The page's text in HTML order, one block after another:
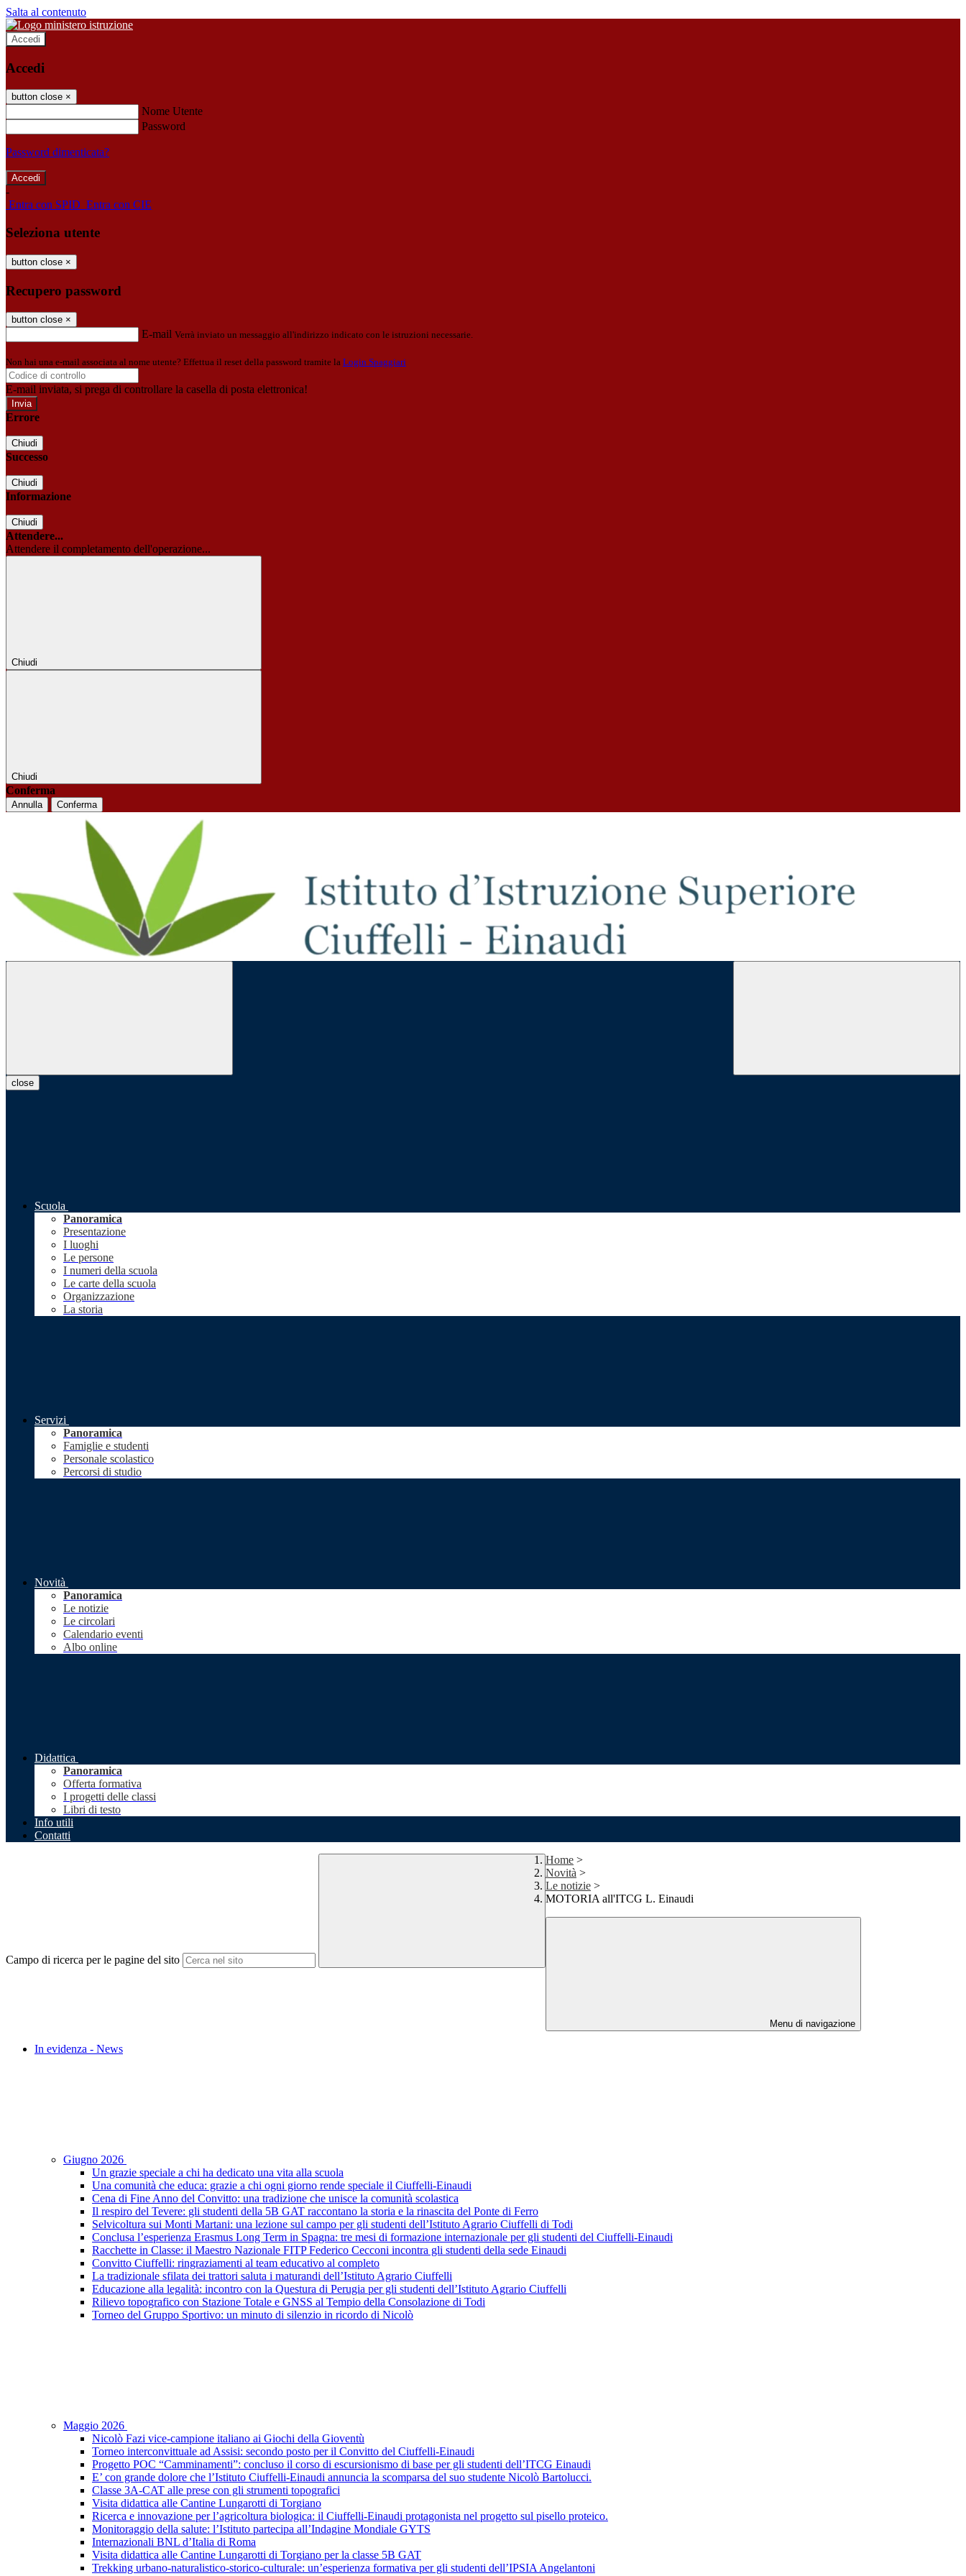
Salta al contenuto
Accedi
Accedi
button close ×
Nome Utente
Password
Password dimenticata?
-
Entra con SPID Entra con CIE
Seleziona utente
button close ×
Recupero password
button close ×
E-mail Verrà inviato un messaggio all'indirizzo indicato con le istruzioni necessarie.
Non hai una e-mail associata al nome utente? Effettua il reset della password tramite la Login Spaggiari
E-mail inviata, si prega di controllare la casella di posta elettronica!
Errore
Chiudi
Successo
Chiudi
Informazione
Chiudi
Attendere...
Attendere il completamento dell'operazione...
Chiudi
Chiudi
Conferma
Annulla Conferma
close
Scuola
Panoramica
Presentazione
I luoghi
Le persone
I numeri della scuola
Le carte della scuola
Organizzazione
La storia
Servizi
Panoramica
Famiglie e studenti
Personale scolastico
Percorsi di studio
Novità
Panoramica
Le notizie
Le circolari
Calendario eventi
Albo online
Didattica
Panoramica
Offerta formativa
I progetti delle classi
Libri di testo
Info utili
Contatti
Campo di ricerca per le pagine del sito
Home >
Novità >
Le notizie >
MOTORIA all'ITCG L. Einaudi
Menu di navigazione
In evidenza - News
Giugno 2026
Un grazie speciale a chi ha dedicato una vita alla scuola
Una comunità che educa: grazie a chi ogni giorno rende speciale il Ciuffelli-Einaudi
Cena di Fine Anno del Convitto: una tradizione che unisce la comunità scolastica
Il respiro del Tevere: gli studenti della 5B GAT raccontano la storia e la rinascita del Ponte di Ferro
Selvicoltura sui Monti Martani: una lezione sul campo per gli studenti dell’Istituto Agrario Ciuffelli di Todi
Conclusa l’esperienza Erasmus Long Term in Spagna: tre mesi di formazione internazionale per gli studenti del Ciuffelli-Einaudi
Racchette in Classe: il Maestro Nazionale FITP Federico Cecconi incontra gli studenti della sede Einaudi
Convitto Ciuffelli: ringraziamenti al team educativo al completo
La tradizionale sfilata dei trattori saluta i maturandi dell’Istituto Agrario Ciuffelli
Educazione alla legalità: incontro con la Questura di Perugia per gli studenti dell’Istituto Agrario Ciuffelli
Rilievo topografico con Stazione Totale e GNSS al Tempio della Consolazione di Todi
Torneo del Gruppo Sportivo: un minuto di silenzio in ricordo di Nicolò
Maggio 2026
Nicolò Fazi vice-campione italiano ai Giochi della Gioventù
Torneo interconvittuale ad Assisi: secondo posto per il Convitto del Ciuffelli-Einaudi
Progetto POC “Camminamenti”: concluso il corso di escursionismo di base per gli studenti dell’ITCG Einaudi
E’ con grande dolore che l’Istituto Ciuffelli-Einaudi annuncia la scomparsa del suo studente Nicolò Bartolucci.
Classe 3A-CAT alle prese con gli strumenti topografici
Visita didattica alle Cantine Lungarotti di Torgiano
Ricerca e innovazione per l’agricoltura biologica: il Ciuffelli-Einaudi protagonista nel progetto sul pisello proteico.
Monitoraggio della salute: l’Istituto partecipa all’Indagine Mondiale GYTS
Internazionali BNL d’Italia di Roma
Visita didattica alle Cantine Lungarotti di Torgiano per la classe 5B GAT
Trekking urbano-naturalistico-storico-culturale: un’esperienza formativa per gli studenti dell’IPSIA Angelantoni